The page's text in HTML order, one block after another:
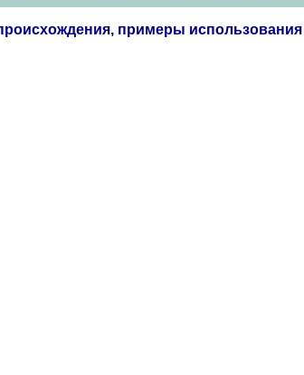
примеры использования